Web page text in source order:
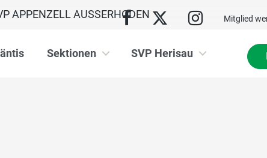
Mitglied
APPENZELL AUSSERHODEN
Sektionen SVP Herisau